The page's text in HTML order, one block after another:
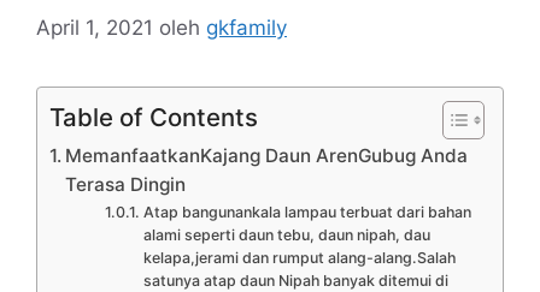
April 1, 2021 oleh gkfamily
Table of Contents
MemanfaatkanKajang Daun ArenGubug Anda
Terasa Dingin
Atap bangunankala lampau terbuat dari bahan
alami seperti daun tebu, daun nipah, dau
kelapa,jerami dan rumput alang-alang.Salah
satunya atap daun Nipah banyak ditemui di